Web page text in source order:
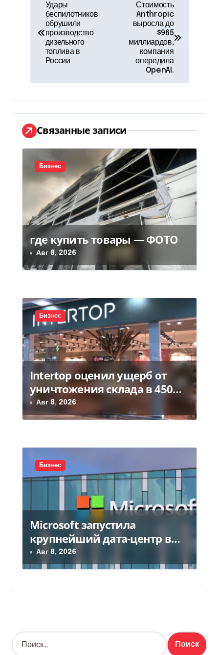
г
а
ц
и
я
п
о
з
а
п
с
я
м
Удары
беспилотников
обрушили
производство
дизельного
топлива в
России
Стоимость
Anthropic
выросла до
$965
миллиардов,
компания
опередила
OpenAI.
Связанные записи
Бизнес
где купить товары — ФОТО
Авг 8, 2026
Бизнес
Intertop оценил ущерб от
уничтожения склада в 450
млн грн
Авг 8, 2026
Бизнес
Microsoft запустила
крупнейший дата-центр в
Индии за $20,5 миллиарда
Авг 8, 2026
Н
а